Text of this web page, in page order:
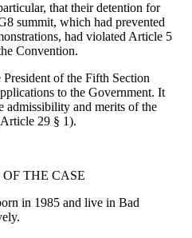
that their detention for
summit, which had prevented
had violated Article 5
Convention.
of the Fifth Section
to the Government. It
admissibility and merits of the
29 § 1).
THE CASE
in 1985 and live in Bad